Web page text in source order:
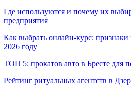
Где используются и почему их
предприятия
Как выбрать онлайн-курс: признаки
2026 году
ТОП 5: прокатов авто в Бресте для
Рейтинг ритуальных агентств в